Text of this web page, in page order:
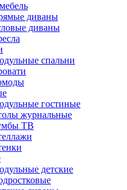
диваны
диваны
спальни
гостиные
журнальные
ТВ
детские